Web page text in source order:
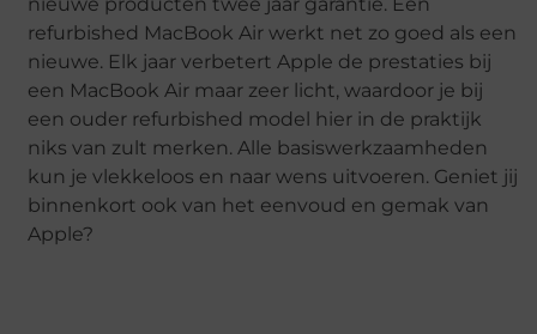
refurbished MacBook Air werkt net zo goed als een
nieuwe. Elk jaar verbetert Apple de prestaties bij
een MacBook Air maar zeer licht, waardoor je bij
een ouder refurbished model hier in de praktijk
niks van zult merken. Alle basiswerkzaamheden
kun je vlekkeloos en naar wens uitvoeren. Geniet jij
binnenkort ook van het eenvoud en gemak van
Apple?